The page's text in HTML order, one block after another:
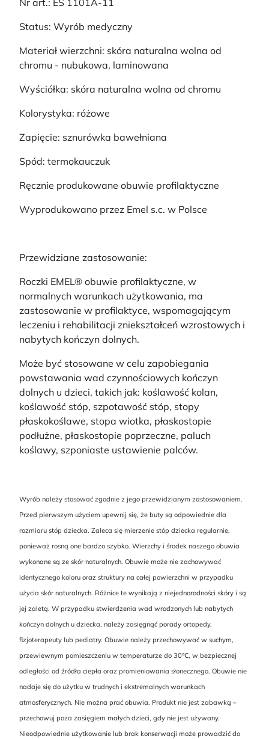
Nr art.: ES 1101A-11
Status: Wyrób medyczny
Materiał wierzchni: skóra naturalna wolna od
chromu - nubukowa, laminowana
Wyściółka: skóra naturalna wolna od chromu
Kolorystyka: różowe
Zapięcie: sznurówka bawełniana
Spód: termokauczuk
Ręcznie produkowane obuwie profilaktyczne
Wyprodukowano przez Emel s.c. w Polsce
Przewidziane zastosowanie:
Roczki EMEL® obuwie profilaktyczne, w
normalnych warunkach użytkowania, ma
zastosowanie w profilaktyce, wspomagającym
leczeniu i rehabilitacji zniekształceń wzrostowych i
nabytych kończyn dolnych.
Może być stosowane w celu zapobiegania
powstawania wad czynnościowych kończyn
dolnych u dzieci, takich jak: koślawość kolan,
koślawość stóp, szpotawość stóp, stopy
płaskokoślawe, stopa wiotka, płaskostopie
podłużne, płaskostopie poprzeczne, paluch
koślawy, szponiaste ustawienie palców.
Wyrób należy stosować zgodnie z jego przewidzianym zastosowaniem.
Przed pierwszym użyciem upewnij się, że buty są odpowiednie dla
rozmiaru stóp dziecka. Zaleca się mierzenie stóp dziecka regularnie,
ponieważ rosną one bardzo szybko. Wierzchy i środek naszego obuwia
wykonane są ze skór naturalnych. Obuwie może nie zachowywać
identycznego koloru oraz struktury na całej powierzchni w przypadku
użycia skór naturalnych. Różnice te wynikają z niejednorodności skóry i są
jej zaletą. W przypadku stwierdzenia wad wrodzonych lub nabytych
kończyn dolnych u dziecka, należy zasięgnąć porady ortopedy,
fizjoterapeuty lub pediatry. Obuwie należy przechowywać w suchym,
przewiewnym pomieszczeniu w temperaturze do 30℃, w bezpiecznej
odległości od źródła ciepła oraz promieniowania słonecznego. Obuwie nie
nadaje się do użytku w trudnych i ekstremalnych warunkach
atmosferycznych. Nie można prać obuwia. Produkt nie jest zabawką –
przechowuj poza zasięgiem małych dzieci, gdy nie jest używany.
Nieodpowiednie użytkowanie lub brak konserwacji może prowadzić do